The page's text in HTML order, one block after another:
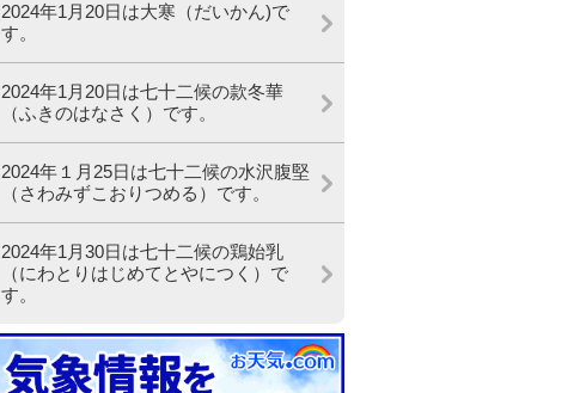
2024年1月20日は大寒（だいかん)で
す。
2024年1月20日は七十二候の款冬華
（ふきのはなさく）です。
2024年１月25日は七十二候の水沢腹堅
（さわみずこおりつめる）です。
2024年1月30日は七十二候の鶏始乳
（にわとりはじめてとやにつく）で
す。